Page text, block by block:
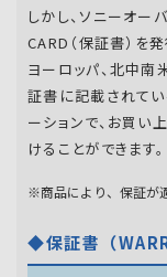
しかし、ソニーオー
CARD（保証書）を発
ヨーロッパ、北中南
証書に記載されて
ーションで、お買い
けることができます。
※商品により、保証が
◆保証書（